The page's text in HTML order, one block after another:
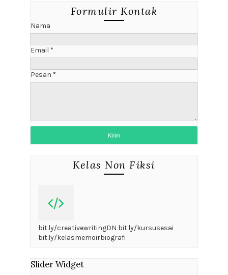
Formulir Kontak
Nama
Email *
Pesan *
Kelas Non Fiksi
bit.ly/creativewritingDN bit.ly/kursusesai
bit.ly/kelasmemoirbiografi
Slider Widget